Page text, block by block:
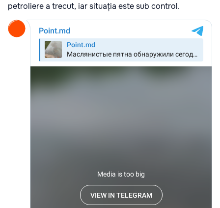
petroliere a trecut, iar situația este sub control.